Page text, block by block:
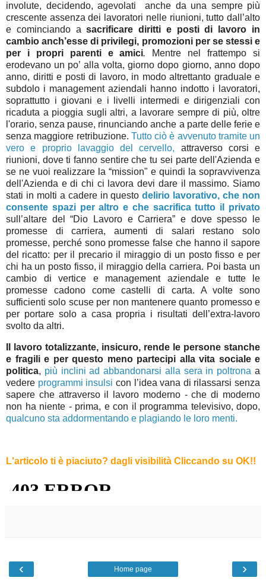
involute, decidendo, agevolati anche da una sempre più
crescente assenza dei lavoratori nelle riunioni, tutto dall’alto
e cominciando asacrificare diritti e posti di lavoro in
cambio anch’esse di privilegi, promozioni per se stessi e
per i propri parenti e amici. Mentre nel frattempo si
erodevano un po’ alla volta, giorno dopo giorno, anno dopo
anno, diritti e posti di lavoro, in modo altrettanto graduale e
subdolo i management aziendali hanno indotto i lavoratori,
soprattutto i giovani e i livelli intermedi e dirigenziali con
ricaduta a pioggia sugli altri, a lavorare sempre di più, oltre
l'orario, senza pause, rinunciando anche a parte delle ferie e
senza maggiore retribuzione. Tutto ciò è avvenuto tramite un
vero e proprio lavaggio del cervello, attraverso corsi e
riunioni, dove ti fanno sentire che tu sei parte dell'Azienda e
se ne vuoi realizzare la “mission" e quindi la sopravvivenza
dell'Azienda e di chi ci lavora devi dare il massimo. Siamo
stati in molti a cadere in questodelirio lavorativo, che non
consente spazi per altro e che sacrifica tutto il privato
sull’altare del “Dio Lavoro e Carriera” e dove spesso le
promesse di carriera, aumenti di salari restano solo
promesse, perché sono promesse false che hanno il sapore
del ricatto: per il precario il miraggio di un posto fisso e per
chi ha un posto fisso, il miraggio della carriera. Poi basta un
cambio di vertice e management aziendale e tutte le
promesse cadono come castelli di carta. A volte sono
sufficienti solo scuse per non mantenere quanto promesso e
per portare solo a casa propria i risultati dell’extra-lavoro
svolto da altri.
Il lavoro totalizzante, insicuro, rende le persone stanche
e fragili e per questo meno partecipi alla vita sociale e
politica, più inclini ad abbandonarsi alla sera in poltrona a
vedere programmi insulsi con l’idea vana di rilassarsi senza
sapere che attraverso il lavoro moderno - che di moderno
non ha niente - prima, e con il programma televisivo, dopo,
qualcuno sta addormentando e plagiando le loro menti.
L'articolo ti è piaciuto? dagli visibilità Cliccando su OK!!
‹ ›
Home page